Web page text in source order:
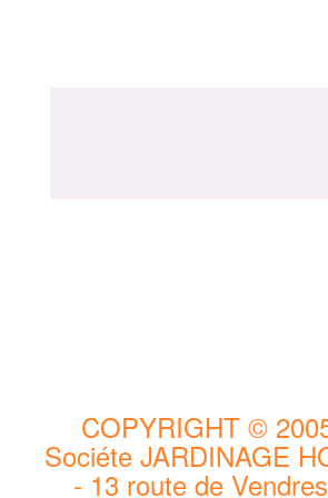
COPYRIGHT ©
Sociéte JARDINAGE
- 13 route de